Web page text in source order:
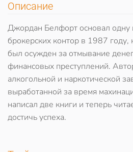
Описание
Джордан Белфорт основал одну
брокерских контор в 1987 году,
был осужден за отмывание
финансовых преступлений.
алкогольной и наркотической
выработанной за время
написал две книги и теперь
достичь успеха.